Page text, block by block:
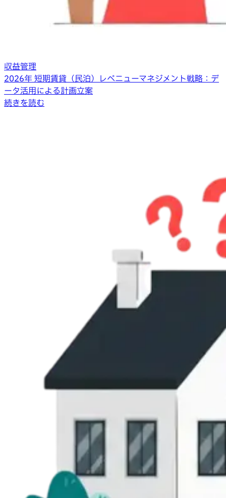
収益管理
2026年 短期賃貸（民泊）レベニューマネジメント戦略：デ
ータ活用による計画立案
続きを読む